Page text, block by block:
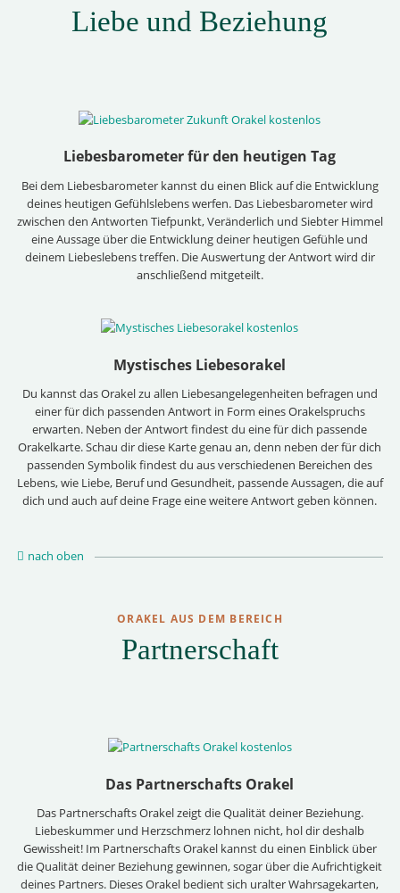
Liebe und Beziehung
Liebesbarometer für den heutigen Tag
Bei dem Liebesbarometer kannst du einen Blick auf die Entwicklung
deines heutigen Gefühlslebens werfen. Das Liebesbarometer wird
zwischen den Antworten Tiefpunkt, Veränderlich und Siebter Himmel
eine Aussage über die Entwicklung deiner heutigen Gefühle und
deinem Liebeslebens treffen. Die Auswertung der Antwort wird dir
anschließend mitgeteilt.
Mystisches Liebesorakel
Du kannst das Orakel zu allen Liebesangelegenheiten befragen und
einer für dich passenden Antwort in Form eines Orakelspruchs
erwarten. Neben der Antwort findest du eine für dich passende
Orakelkarte. Schau dir diese Karte genau an, denn neben der für dich
passenden Symbolik findest du aus verschiedenen Bereichen des
Lebens, wie Liebe, Beruf und Gesundheit, passende Aussagen, die auf
dich und auch auf deine Frage eine weitere Antwort geben können.
nach oben
ORAKEL AUS DEM BEREICH
Partnerschaft
Das Partnerschafts Orakel
Das Partnerschafts Orakel zeigt die Qualität deiner Beziehung.
Liebeskummer und Herzschmerz lohnen nicht, hol dir deshalb
Gewissheit! Im Partnerschafts Orakel kannst du einen Einblick über
die Qualität deiner Beziehung gewinnen, sogar über die Aufrichtigkeit
deines Partners. Dieses Orakel bedient sich uralter Wahrsagekarten,